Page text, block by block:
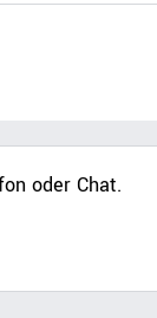
oder Chat.